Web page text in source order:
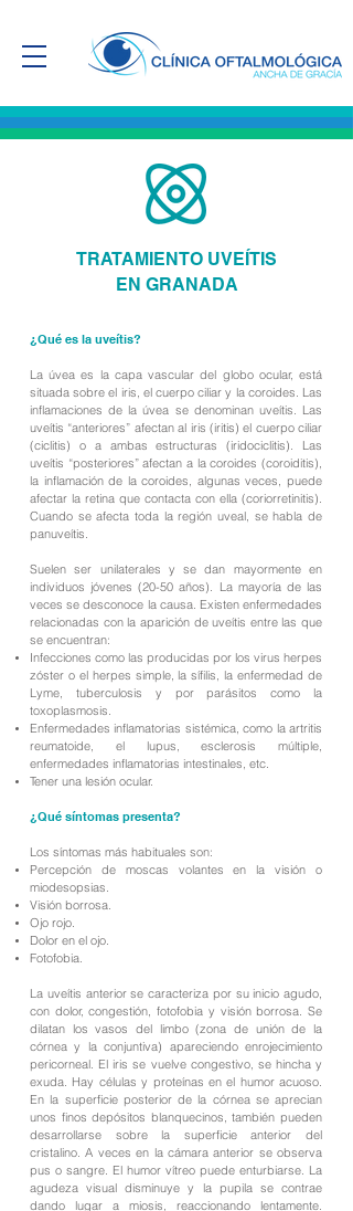
TRATAMIENTO UVEÍTIS
EN GRANADA
¿Qué es la uveítis?
La úvea es la capa vascular del globo ocular, está
situada sobre el iris, el cuerpo ciliar y la coroides. Las
inflamaciones de la úvea se denominan uveítis. Las
uveítis “anteriores” afectan al iris (iritis) el cuerpo ciliar
(ciclitis) o a ambas estructuras (iridociclitis). Las
uveítis “posteriores” afectan a la coroides (coroiditis),
la inflamación de la coroides, algunas veces, puede
afectar la retina que contacta con ella (coriorretinitis).
Cuando se afecta toda la región uveal, se habla de
panuveítis.
Suelen ser unilaterales y se dan mayormente en
individuos jóvenes (20-50 años). La mayoría de las
veces se desconoce la causa. Existen enfermedades
relacionadas con la aparición de uveítis entre las que
se encuentran:
Infecciones como las producidas por los virus herpes
zóster o el herpes simple, la sífilis, la enfermedad de
Lyme, tuberculosis y por parásitos como la
toxoplasmosis.
Enfermedades inflamatorias sistémica, como la artritis
reumatoide, el lupus, esclerosis múltiple,
enfermedades inflamatorias intestinales, etc.
Tener una lesión ocular.
¿Qué síntomas presenta?
Los síntomas más habituales son:
Percepción de moscas volantes en la visión o
miodesopsias.
Visión borrosa.
Ojo rojo.
Dolor en el ojo.
Fotofobia.
La uveítis anterior se caracteriza por su inicio agudo,
con dolor, congestión, fotofobia y visión borrosa. Se
dilatan los vasos del limbo (zona de unión de la
córnea y la conjuntiva) apareciendo enrojecimiento
pericorneal. El iris se vuelve congestivo, se hincha y
exuda. Hay células y proteínas en el humor acuoso.
En la superficie posterior de la córnea se aprecian
unos finos depósitos blanquecinos, también pueden
desarrollarse sobre la superficie anterior del
cristalino. A veces en la cámara anterior se observa
pus o sangre. El humor vítreo puede enturbiarse. La
agudeza visual disminuye y la pupila se contrae
dando lugar a miosis, reaccionando lentamente.